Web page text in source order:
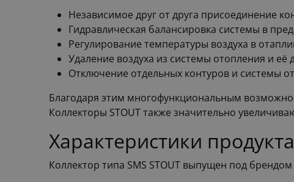
Независимое друг от друга присоединение
Гидравлическая балансировка системы в
Регулирование температуры воздуха в
Удаление воздуха из системы отопления и её
Отключение отдельных контуров и системы
Благодаря этим многофункциональным
Коллекторы STOUT также значительно
Характеристики продукта
Коллектор типа SMS STOUT выпущен под